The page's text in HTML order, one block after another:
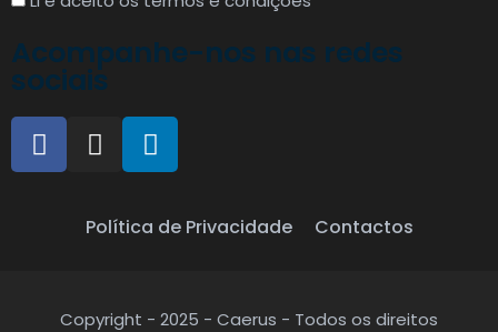
Acompanhe-nos nas redes
sociais
Política de Privacidade Contactos
Copyright - 2025 - Caerus - Todos os direitos